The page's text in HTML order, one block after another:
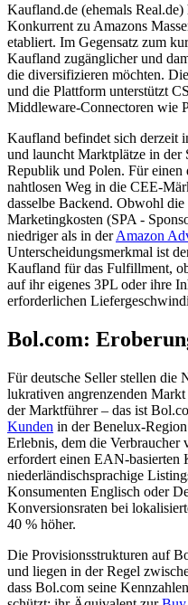
Kaufland.de (ehemals Real.de)
Konkurrent zu Amazons
etabliert. Im Gegensatz zum
Kaufland zugänglicher und
die diversifizieren möchten.
und die Plattform unterstützt
Middleware-Connectoren wie
Kaufland befindet sich derzeit
und launcht Marktplätze in der
Republik und Polen. Für einen
nahtlosen Weg in die CEE-
dasselbe Backend. Obwohl
Marketingkosten (SPA -
niedriger als in derAmazon
Unterscheidungsmerkmal ist
Kaufland für das Fulfillment,
auf ihr eigenes 3PL oder ihre
erforderlichen
Bol.com:
Für deutsche Seller stellen die
lukrativen angrenzenden
der Marktführer – das ist
Kunden in der Benelux-
Erlebnis, dem die
erfordert einen EAN-basierten
niederländischsprachige
Konsumenten Englisch oder
Konversionsraten bei
40 % höher.
Die Provisionsstrukturen auf
und liegen in der Regel
dass Bol.com seine